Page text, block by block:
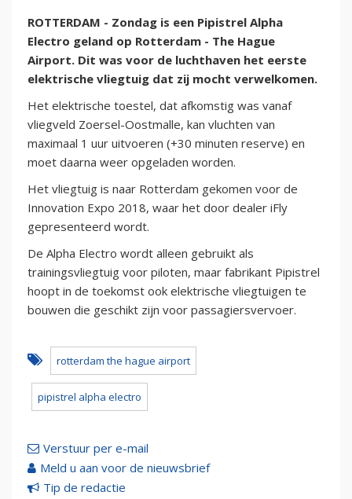
ROTTERDAM - Zondag is een Pipistrel Alpha
Electro geland op Rotterdam - The Hague
Airport. Dit was voor de luchthaven het eerste
elektrische vliegtuig dat zij mocht verwelkomen.
Het elektrische toestel, dat afkomstig was vanaf
vliegveld Zoersel-Oostmalle, kan vluchten van
maximaal 1 uur uitvoeren (+30 minuten reserve) en
moet daarna weer opgeladen worden.
Het vliegtuig is naar Rotterdam gekomen voor de
Innovation Expo 2018, waar het door dealer iFly
gepresenteerd wordt.
De Alpha Electro wordt alleen gebruikt als
trainingsvliegtuig voor piloten, maar fabrikant Pipistrel
hoopt in de toekomst ook elektrische vliegtuigen te
bouwen die geschikt zijn voor passagiersvervoer.
rotterdam the hague airport
pipistrel alpha electro
Verstuur per e-mail
Meld u aan voor de nieuwsbrief
Tip de redactie